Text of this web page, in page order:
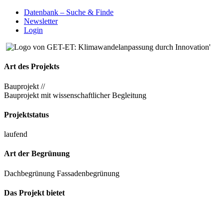
Datenbank – Suche & Finde
Newsletter
Login
Art des Projekts
Bauprojekt //
Bauprojekt mit wissenschaftlicher Begleitung
Projektstatus
laufend
Art der Begrünung
Dachbegrünung Fassadenbegrünung
Das Projekt bietet